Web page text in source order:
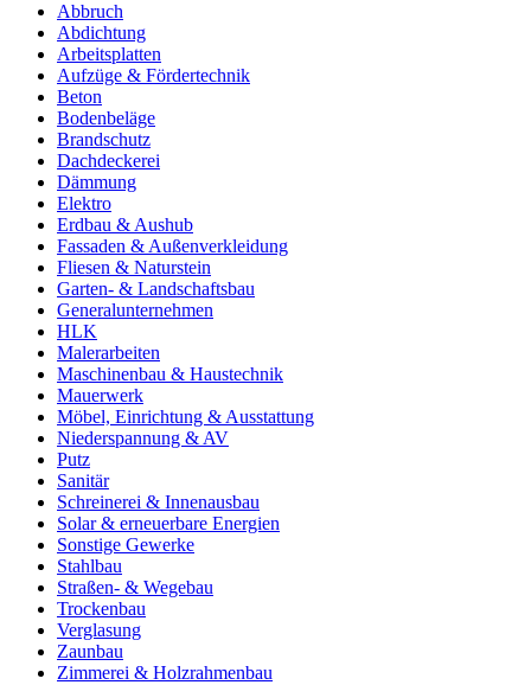
Abbruch
Abdichtung
Arbeitsplatten
Aufzüge & Fördertechnik
Beton
Bodenbeläge
Brandschutz
Dachdeckerei
Dämmung
Elektro
Erdbau & Aushub
Fassaden & Außenverkleidung
Fliesen & Naturstein
Garten- & Landschaftsbau
Generalunternehmen
HLK
Malerarbeiten
Maschinenbau & Haustechnik
Mauerwerk
Möbel, Einrichtung & Ausstattung
Niederspannung & AV
Putz
Sanitär
Schreinerei & Innenausbau
Solar & erneuerbare Energien
Sonstige Gewerke
Stahlbau
Straßen- & Wegebau
Trockenbau
Verglasung
Zaunbau
Zimmerei & Holzrahmenbau